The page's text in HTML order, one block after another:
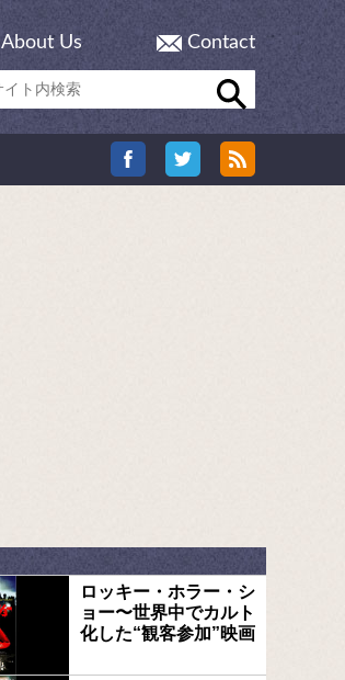
About Us Contact
ロッキー・ホラー・シ
ョー〜世界中でカルト
化した“観客参加”映画